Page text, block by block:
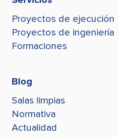
jconde@stegroup.com
Juan Conde
jconde@stegroup.com
Proyectos de ejecución
Proyectos de ingeniería
Formaciones
Blog
Salas limpias
Normativa
Actualidad